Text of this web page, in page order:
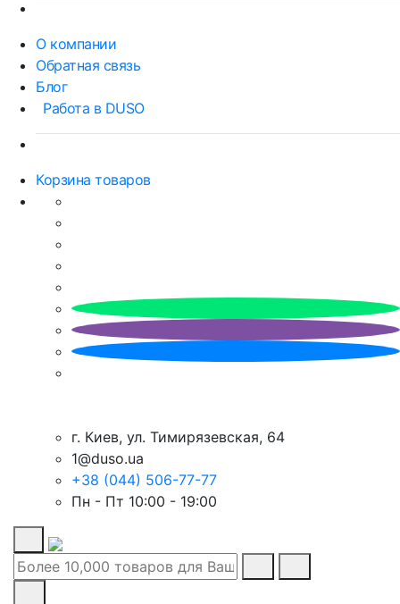
О компании
Обратная связь
Блог
Работа в DUSO
Корзина товаров
г. Киев, ул. Тимирязевская, 64
1@duso.ua
+38 (044) 506-77-77
Пн - Пт 10:00 - 19:00